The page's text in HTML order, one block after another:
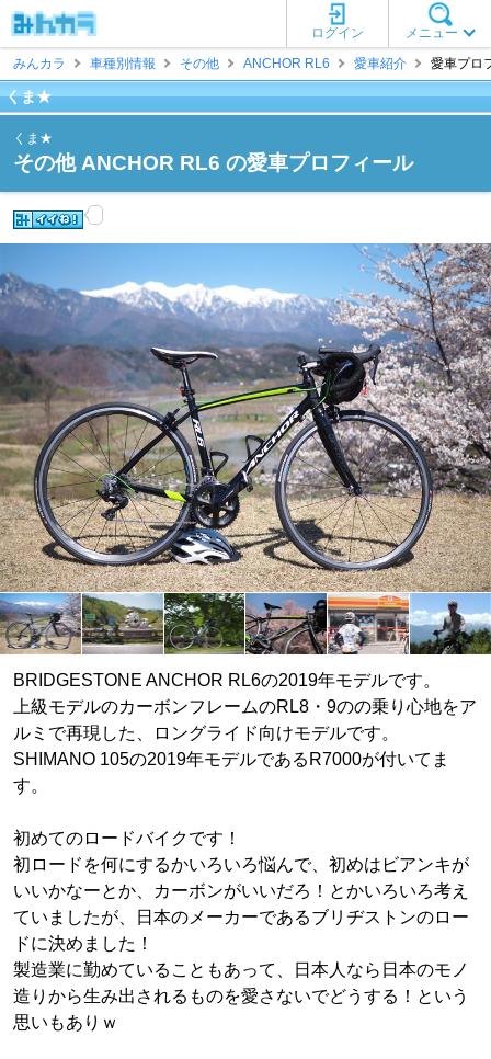
メニュー
ログイン
みんカラ
車種別情報 その他 ANCHOR RL6 愛車紹介 愛車プロ
くま★
くま★
その他 ANCHOR RL6 の愛車プロフィール
BRIDGESTONE ANCHOR RL6の2019年モデルです。
上級モデルのカーボンフレームのRL8・9のの乗り心地をア
ルミで再現した、ロングライド向けモデルです。
SHIMANO 105の2019年モデルであるR7000が付いてま
す。
初めてのロードバイクです！
初ロードを何にするかいろいろ悩んで、初めはビアンキが
いいかなーとか、カーボンがいいだろ！とかいろいろ考え
ていましたが、日本のメーカーであるブリヂストンのロー
ドに決めました！
製造業に勤めていることもあって、日本人なら日本のモノ
造りから生み出されるものを愛さないでどうする！という
思いもありｗ